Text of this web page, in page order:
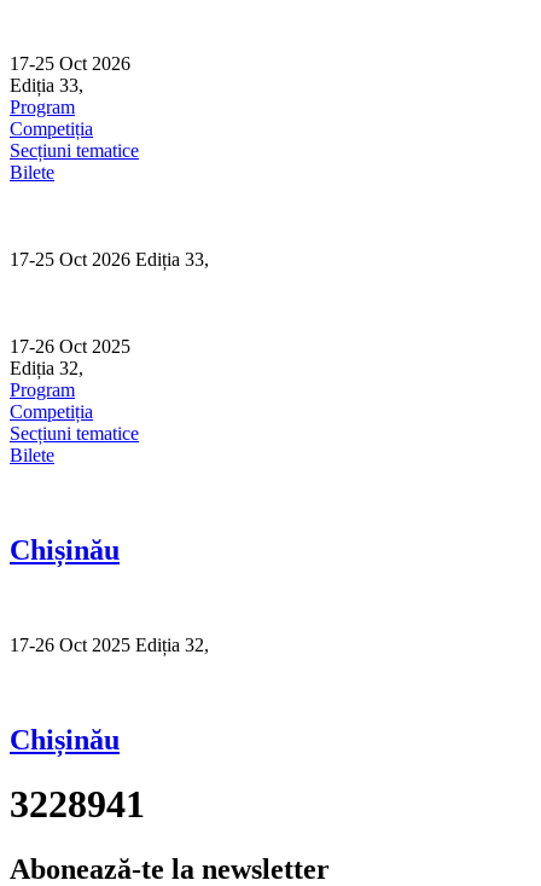
content
17-25 Oct 2026
Ediția 33,
Program
Competiția
Secțiuni tematice
Bilete
17-25 Oct 2026 Ediția 33,
17-26 Oct 2025
Ediția 32,
Program
Competiția
Secțiuni tematice
Bilete
Chișinău
17-26 Oct 2025 Ediția 32,
Chișinău
3228941
Abonează-te la newsletter